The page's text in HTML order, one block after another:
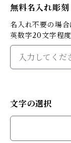
無料名入れ彫刻
名入れ不要の場合
英数字20文字程
文字の選択